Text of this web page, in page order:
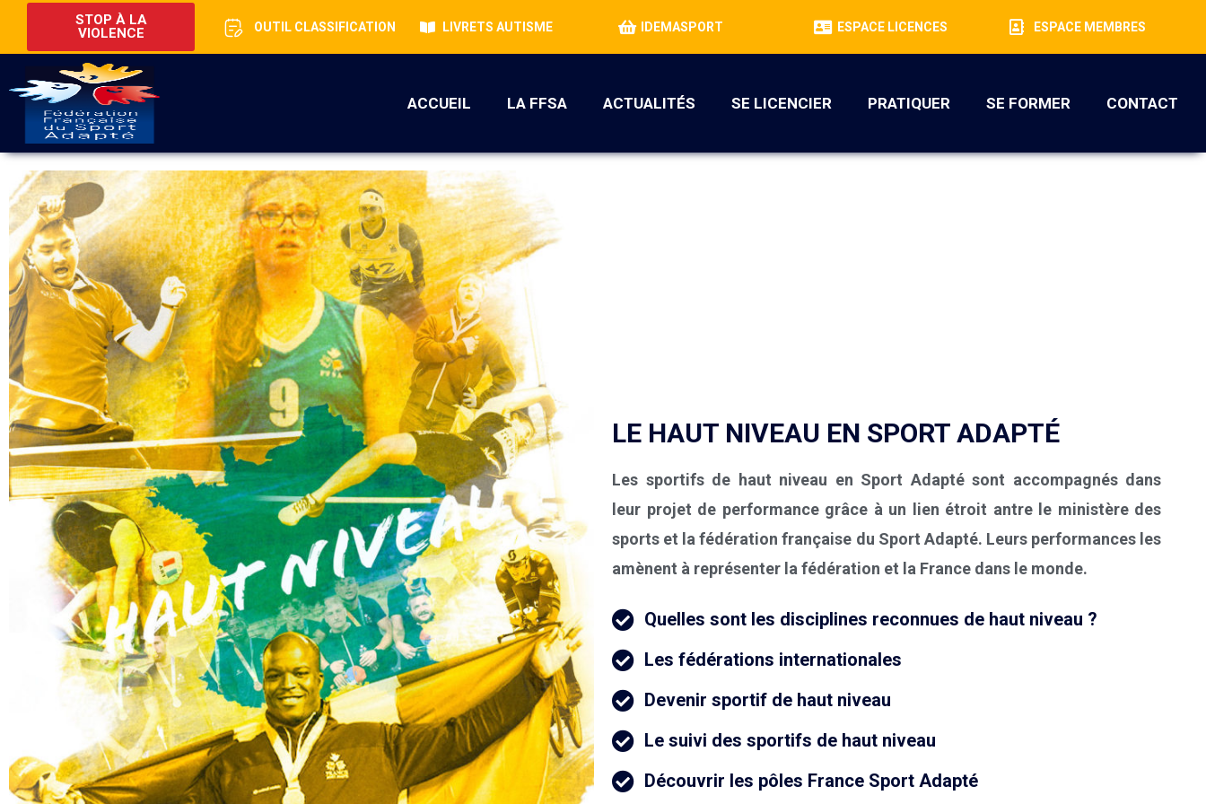
STOP À LA
VIOLENCE
OUTIL CLASSIFICATION LIVRETS AUTISME IDEMASPORT ESPACE LICENCES ESPACE MEMBRES
ACCUEIL LA FFSA ACTUALITÉS SE LICENCIER PRATIQUER SE FORMER CONTACT
LE HAUT NIVEAU EN SPORT ADAPTÉ
Les sportifs de haut niveau en Sport Adapté sont accompagnés dans
leur projet de performance grâce à un lien étroit antre le ministère des
sports et la fédération française du Sport Adapté. Leurs performances les
amènent à représenter la fédération et la France dans le monde.
Quelles sont les disciplines reconnues de haut niveau ?
Les fédérations internationales
Devenir sportif de haut niveau
Le suivi des sportifs de haut niveau
Découvrir les pôles France Sport Adapté